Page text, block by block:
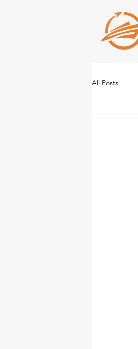
All Posts